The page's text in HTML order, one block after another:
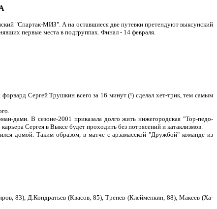
"Спартак-МИЗ". А на оставшиеся две путевки претендуют выксунский
первые места в подгруппах. Финал - 14 февраля.
Сергей Трушкин всего за 16 минут (!) сделал хет-трик, тем самым
дами. В сезоне-2001 приказала долго жить нижегородская "Тор-педо-
Сергея в Выксе будет проходить без потрясений и катаклизмов.
домой. Таким образом, в матче с арзамасской "Дружбой" команде из
83), Д.Кондратьев (Квасов, 85), Тренев (Клейменкин, 88), Макеев (Ха-